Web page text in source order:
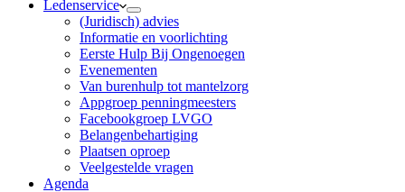
Ledenservice
(Juridisch) advies
Informatie en voorlichting
Eerste Hulp Bij Ongenoegen
Evenementen
Van burenhulp tot mantelzorg
Appgroep penningmeesters
Facebookgroep LVGO
Belangenbehartiging
Plaatsen oproep
Veelgestelde vragen
Agenda